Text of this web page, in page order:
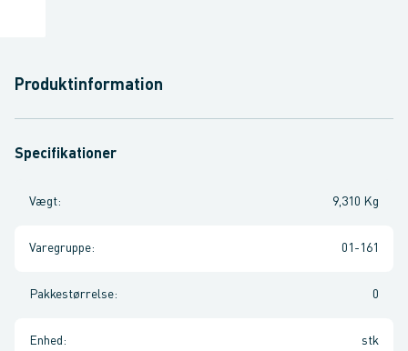
Produktinformation
Specifikationer
Vægt: 9,310 Kg
Varegruppe: 01-161
Pakkestørrelse: 0
Enhed : stk